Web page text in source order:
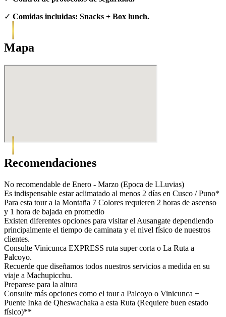
✓ Comidas incluidas: Snacks + Box lunch.
Mapa
Recomendaciones
No recomendable de Enero - Marzo (Epoca de LLuvias)
Es indispensable estar aclimatado al menos 2 días en Cusco / Puno*
Para esta tour a la Montaña 7 Colores requieren 2 horas de ascenso
y 1 hora de bajada en promedio
Existen diferentes opciones para visitar el Ausangate dependiendo
principalmente el tiempo de caminata y el nivel físico de nuestros
clientes.
Consulte Vinicunca EXPRESS ruta super corta o La Ruta a
Palcoyo.
Recuerde que diseñamos todos nuestros servicios a medida en su
viaje a Machupicchu.
Preparese para la altura
Consulte más opciones como el tour a Palcoyo o Vinicunca +
Puente Inka de Qheswachaka a esta Ruta (Requiere buen estado
físico)**